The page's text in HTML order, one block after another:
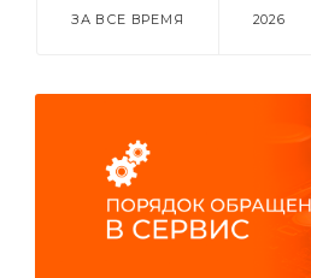
ЗА ВСЕ ВРЕМЯ 2026